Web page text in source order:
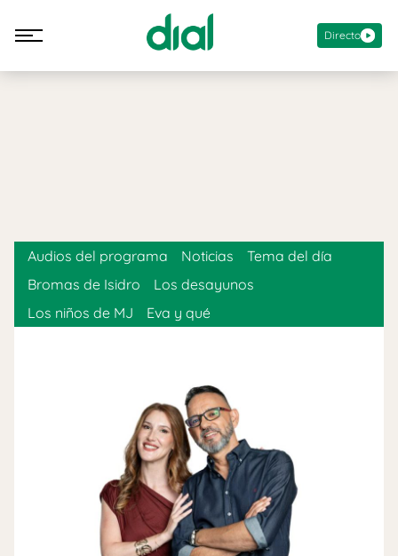
Directo
Audios del programa Noticias
Tema del día
Bromas de Isidro
Los desayunos
Los niños de MJ
Eva y qué